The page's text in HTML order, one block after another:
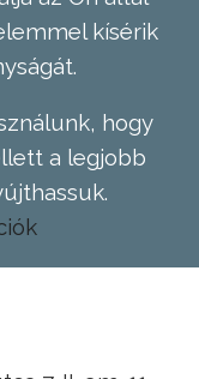
kísérik
hogy
a legjobb